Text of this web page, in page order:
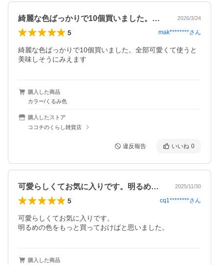
綺麗な色ばっかりで10個買いました。全… 2026/3/24
5 mak********さん
綺麗な色ばっかりで10個買いました。全部可愛くて使うと
美味しそうにみえます
購入した商品
カラー/くるみ色
購入したストア
ココチのくらし雑貨店
違反報告 いいね 0
可愛らしくてお気に入りです。明るめの色… 2025/11/30
5 cq1********さん
可愛らしくてお気に入りです。
明るめの色をもっと買っておけばと思いました。
購入した商品